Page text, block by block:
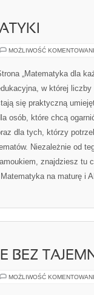
MOŻLIWOŚĆ
„Matematyka dla
w której
się praktyczną
osób, które chcą
dla tych, którzy
Niezależnie od
znajdziesz tu
na maturę i
BEZ
MOŻLIWOŚĆ